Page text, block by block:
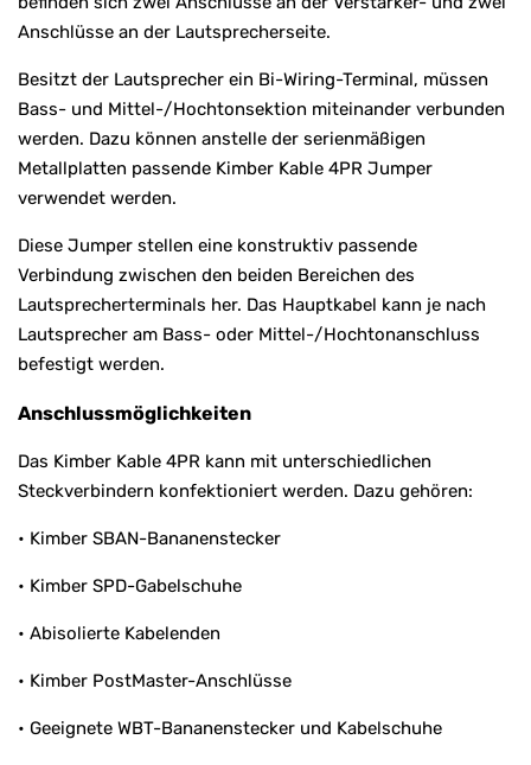
Anschlüsse an der Lautsprecherseite.
Besitzt der Lautsprecher ein Bi-Wiring-Terminal, müssen
Bass- und Mittel-/Hochtonsektion miteinander verbunden
werden. Dazu können anstelle der serienmäßigen
Metallplatten passende Kimber Kable 4PR Jumper
verwendet werden.
Diese Jumper stellen eine konstruktiv passende
Verbindung zwischen den beiden Bereichen des
Lautsprecherterminals her. Das Hauptkabel kann je nach
Lautsprecher am Bass- oder Mittel-/Hochtonanschluss
befestigt werden.
Anschlussmöglichkeiten
Das Kimber Kable 4PR kann mit unterschiedlichen
Steckverbindern konfektioniert werden. Dazu gehören:
• Kimber SBAN-Bananenstecker
• Kimber SPD-Gabelschuhe
• Abisolierte Kabelenden
• Kimber PostMaster-Anschlüsse
• Geeignete WBT-Bananenstecker und Kabelschuhe